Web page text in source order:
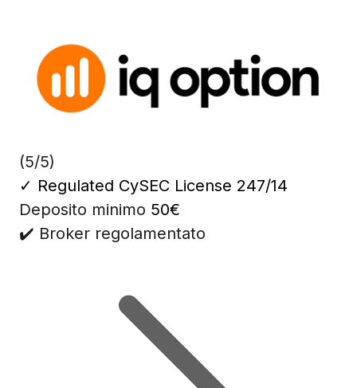
(5/5)
✓ Regulated CySEC License 247/14
Deposito minimo 50€
✔️ Broker regolamentato